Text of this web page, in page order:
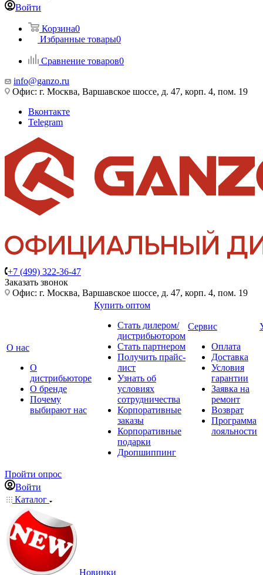
Войти
Корзина0
Избранные товары0
Сравнение товаров0
info@ganzo.ru
Офис: г. Москва, Варшавское шоссе, д. 47, корп. 4, пом. 19
Вконтакте
Telegram
+7 (499) 322-36-47
Заказать звонок
Офис: г. Москва, Варшавское шоссе, д. 47, корп. 4, пом. 19
О нас
О
дистрибьюторе
О бренде
Почему
выбирают нас
Купить оптом
Стать дилером/
дистрибьютором
Стать партнером
Получить прайс-
лист
Узнать об
условиях
сотрудничества
Корпоративные
заказы
Корпоративные
подарки
Дропшиппинг
Сервис
Оплата
Доставка
Условия
гарантии
Заявка на
ремонт
Возврат
Программа
лояльности
Пройти опрос
Войти
Каталог
Новинки